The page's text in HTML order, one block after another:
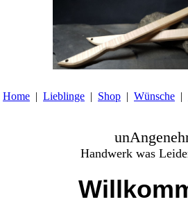
Home Lieblinge Shop Wünsche
Handwerk was